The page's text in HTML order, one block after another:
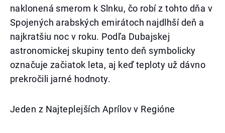
naklonená smerom k Slnku, čo robí z tohto dňa v
Spojených arabských emirátoch najdlhší deň a
najkratšiu noc v roku. Podľa Dubajskej
astronomickej skupiny tento deň symbolicky
označuje začiatok leta, aj keď teploty už dávno
prekročili jarné hodnoty.
Jeden z Najteplejších Aprílov v Regióne